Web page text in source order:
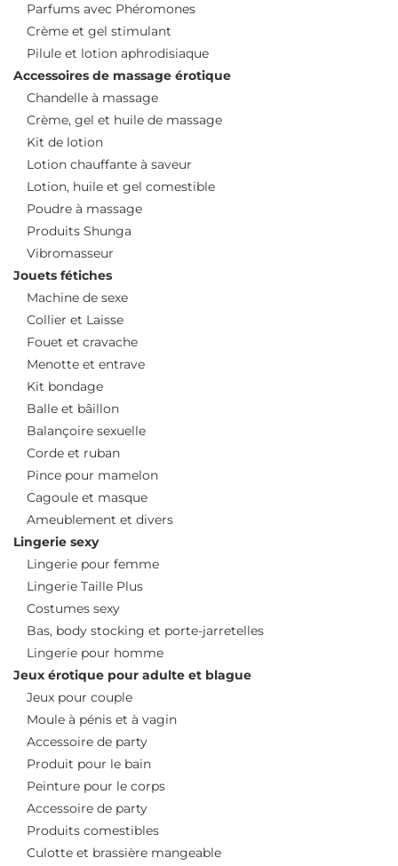
Parfums avec Phéromones
Crème et gel stimulant
Pilule et lotion aphrodisiaque
Accessoires de massage érotique
Chandelle à massage
Crème, gel et huile de massage
Kit de lotion
Lotion chauffante à saveur
Lotion, huile et gel comestible
Poudre à massage
Produits Shunga
Vibromasseur
Jouets fétiches
Machine de sexe
Collier et Laisse
Fouet et cravache
Menotte et entrave
Kit bondage
Balle et bâillon
Balançoire sexuelle
Corde et ruban
Pince pour mamelon
Cagoule et masque
Ameublement et divers
Lingerie sexy
Lingerie pour femme
Lingerie Taille Plus
Costumes sexy
Bas, body stocking et porte-jarretelles
Lingerie pour homme
Jeux érotique pour adulte et blague
Jeux pour couple
Moule à pénis et à vagin
Accessoire de party
Produit pour le bain
Peinture pour le corps
Accessoire de party
Produits comestibles
Culotte et brassière mangeable